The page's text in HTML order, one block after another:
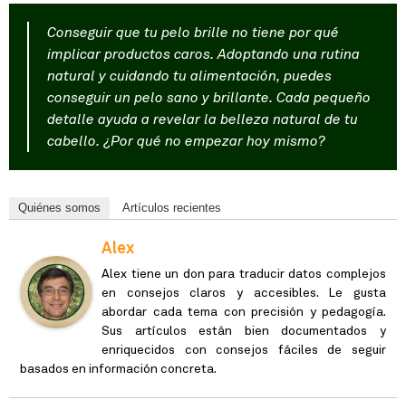
Conseguir que tu pelo brille no tiene por qué
implicar productos caros. Adoptando una rutina
natural y cuidando tu alimentación, puedes
conseguir un pelo sano y brillante. Cada pequeño
detalle ayuda a revelar la belleza natural de tu
cabello. ¿Por qué no empezar hoy mismo?
Quiénes somos Artículos recientes
Alex
Alex tiene un don para traducir datos complejos
en consejos claros y accesibles. Le gusta
abordar cada tema con precisión y pedagogía.
Sus artículos están bien documentados y
enriquecidos con consejos fáciles de seguir
basados en información concreta.